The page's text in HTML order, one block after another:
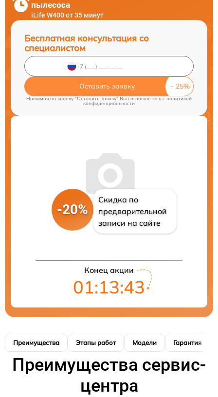
пылесоса
iLife W400 от 35 минут
Бесплатная консультация со
специалистом
Оставить заявку
Нажимая на кнопку "Оставить заявку" Вы соглашаетесь c политикой
конфиденциальности
-20%
Скидка по
предварительной
записи на сайте
Конец акции
01:13:42
Преимущества Этапы работ Модели Гарантия
Преимущества сервис-
центра